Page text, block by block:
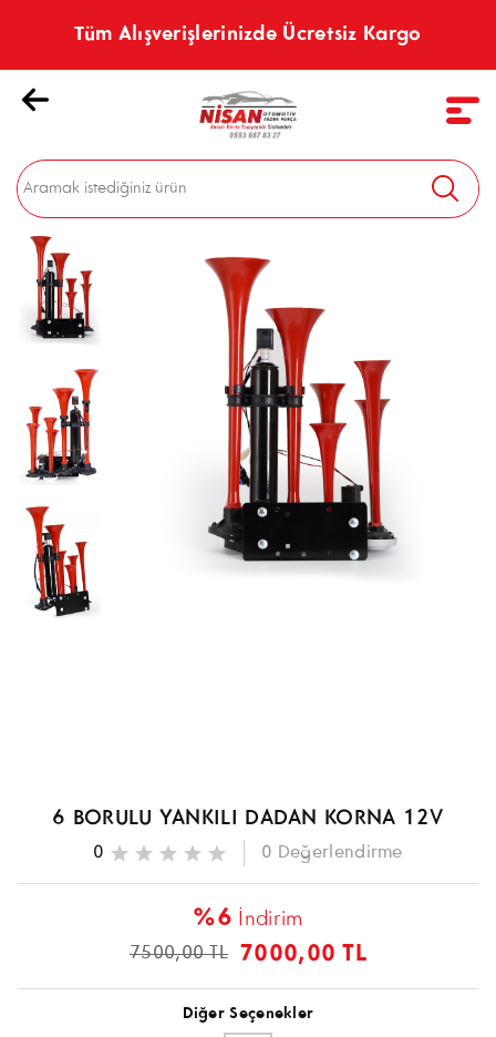
Tüm Alışverişlerinizde Ücretsiz Kargo
6 BORULU YANKILI DADAN KORNA 12V
0 0 Değerlendirme
%6 İndirim
7500,00 TL 7000,00 TL
Diğer Seçenekler